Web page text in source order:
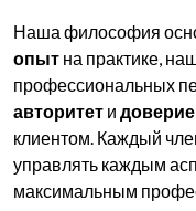
Наша философия
опыт на практике,
профессиональных
авторитет и доверие
клиентом. Каждый
управлять каждым
максимальным